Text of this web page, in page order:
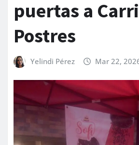
puertas a
Postres
Yelindi Pérez Mar 22,